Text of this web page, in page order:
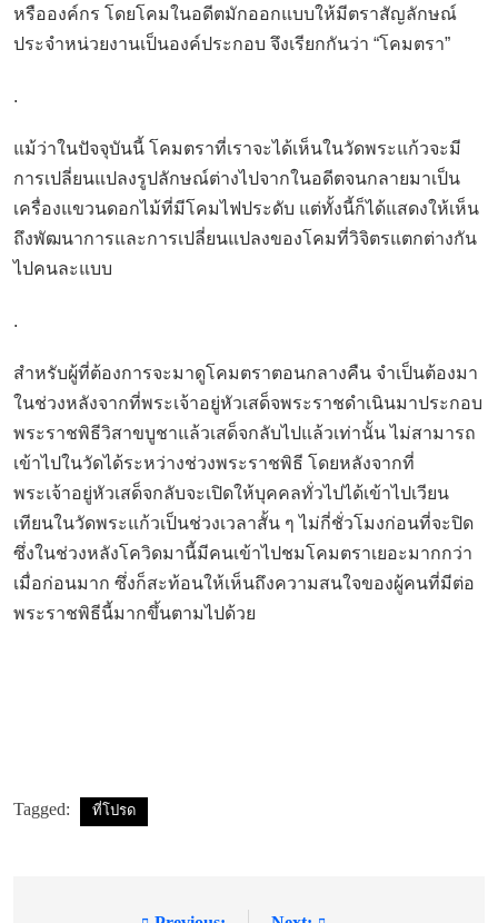
หรือองค์กร โดยโคมในอดีตมักออกแบบให้มีตราสัญลักษณ์
ประจำหน่วยงานเป็นองค์ประกอบ จึงเรียกกันว่า “โคมตรา”
.
แม้ว่าในปัจจุบันนี้ โคมตราที่เราจะได้เห็นในวัดพระแก้วจะมี
การเปลี่ยนแปลงรูปลักษณ์ต่างไปจากในอดีตจนกลายมาเป็น
เครื่องแขวนดอกไม้ที่มีโคมไฟประดับ แต่ทั้งนี้ก็ได้แสดงให้เห็น
ถึงพัฒนาการและการเปลี่ยนแปลงของโคมที่วิจิตรแตกต่างกัน
ไปคนละแบบ
.
สำหรับผู้ที่ต้องการจะมาดูโคมตราตอนกลางคืน จำเป็นต้องมา
ในช่วงหลังจากที่พระเจ้าอยู่หัวเสด็จพระราชดำเนินมาประกอบ
พระราชพิธีวิสาขบูชาแล้วเสด็จกลับไปแล้วเท่านั้น ไม่สามารถ
เข้าไปในวัดได้ระหว่างช่วงพระราชพิธี โดยหลังจากที่
พระเจ้าอยู่หัวเสด็จกลับจะเปิดให้บุคคลทั่วไปได้เข้าไปเวียน
เทียนในวัดพระแก้วเป็นช่วงเวลาสั้น ๆ ไม่กี่ชั่วโมงก่อนที่จะปิด
ซึ่งในช่วงหลังโควิดมานี้มีคนเข้าไปชมโคมตราเยอะมากกว่า
เมื่อก่อนมาก ซึ่งก็สะท้อนให้เห็นถึงความสนใจของผู้คนที่มีต่อ
พระราชพิธีนี้มากขึ้นตามไปด้วย
Tagged: ที่โปรด